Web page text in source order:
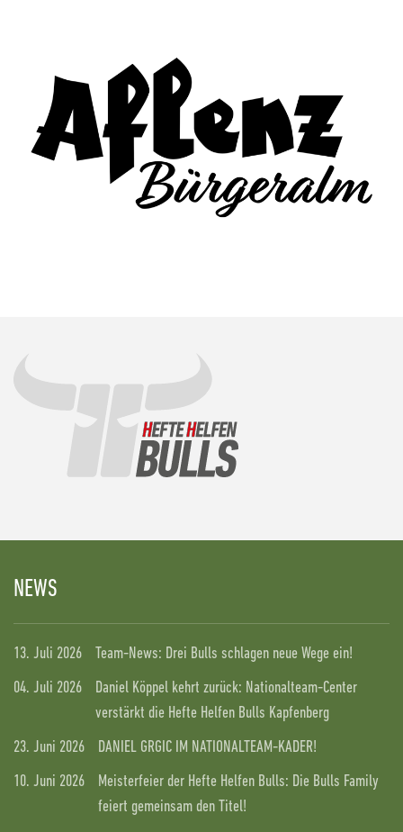
NEWS
13. Juli 2026
Team-News: Drei Bulls schlagen neue Wege ein!
04. Juli 2026
Daniel Köppel kehrt zurück: Nationalteam-Center
verstärkt die Hefte Helfen Bulls Kapfenberg
23. Juni 2026
DANIEL GRGIC IM NATIONALTEAM-KADER!
10. Juni 2026
Meisterfeier der Hefte Helfen Bulls: Die Bulls Family
feiert gemeinsam den Titel!